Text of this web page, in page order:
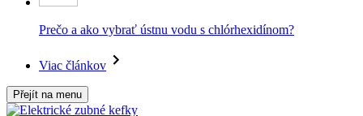
Prečo a ako vybrať ústnu vodu s chlórhexidínom?
Viac článkov
Přejít na menu